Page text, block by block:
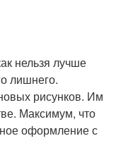
нельзя лучше
лишнего.
рисунков. Им
Максимум, что
оформление с